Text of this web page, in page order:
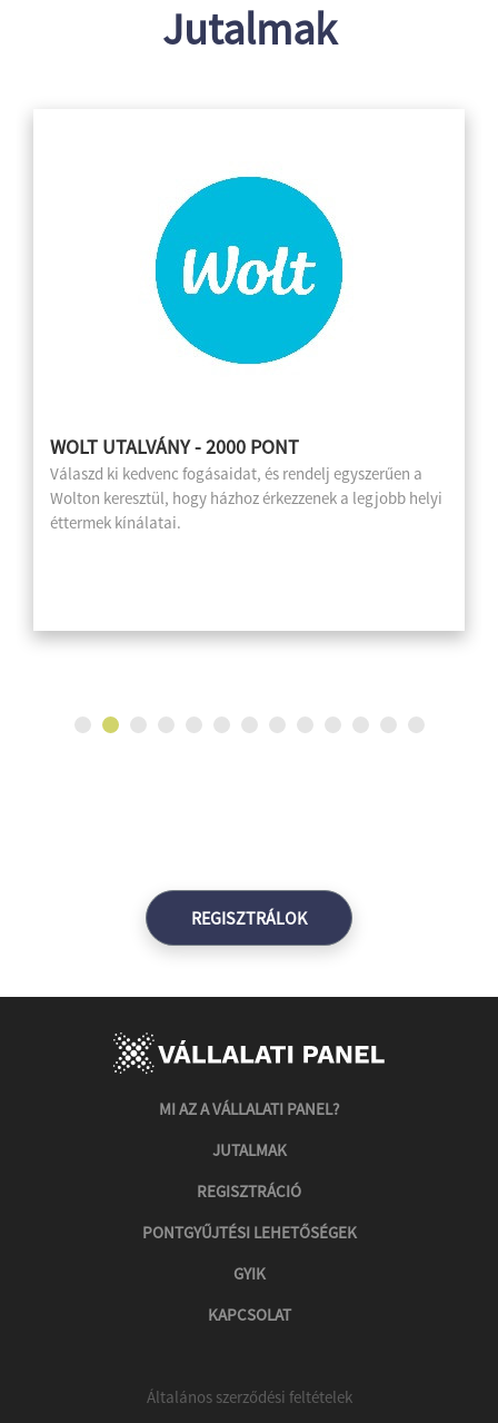
Jutalmak
WOLT UTALVÁNY - 2000 PONT
Válaszd ki kedvenc fogásaidat, és rendelj egyszerűen a
Wolton keresztül, hogy házhoz érkezzenek a legjobb helyi
éttermek kínálatai.
REGISZTRÁLOK
MI AZ A VÁLLALATI PANEL?
JUTALMAK
REGISZTRÁCIÓ
PONTGYŰJTÉSI LEHETŐSÉGEK
GYIK
KAPCSOLAT
Általános szerződési feltételek